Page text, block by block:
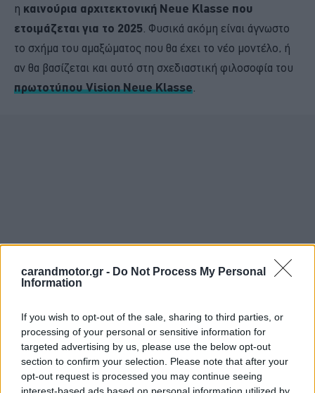
carandmotor.gr - Do Not Process My Personal
Information
If you wish to opt-out of the sale, sharing to third parties, or
processing of your personal or sensitive information for
targeted advertising by us, please use the below opt-out
section to confirm your selection. Please note that after your
opt-out request is processed you may continue seeing
η καινούρια αρχιτεκτονική Neue Klasse που
ετοιμάζεται για το 2025 . Φυσικά ακόμη είναι άγνωστο
το σχήμα του αμαξώματος που θα έχει το νέο μοντέλο, ή
αν θα βασίζεται και αυτό στη σχεδιαστική φιλοσοφία του
πρωτοτύπου Vision Neue Klasse